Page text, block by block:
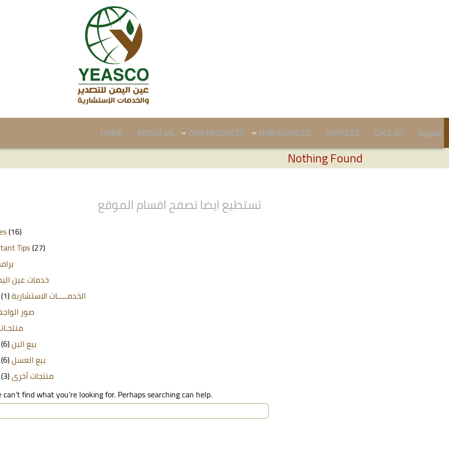
HOME ABOUT US OUR PRODUCTS OUR SERVICES ARTICLES CALL US العربية
Nothing Found
تستطيع ايضا تصفح اقسام الموقع
(16)
Tips(27)
خدمات عين
الخدمـــــات الاستشارية(1)
صور
بيع البن(6)
بيع العسل(6)
منتجات أخرى(3)
find what you’re looking for. Perhaps searching can help.